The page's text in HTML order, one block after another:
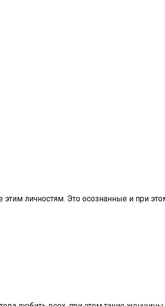
личностям. Это осознанные и при